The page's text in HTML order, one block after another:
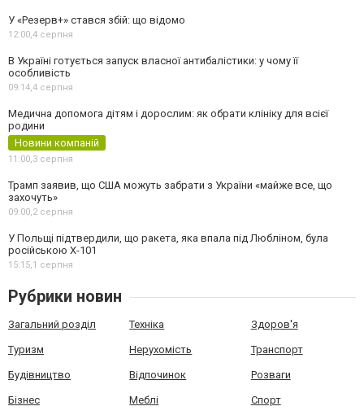
У «Резерв+» стався збій: що відомо
12:00,4 серпня
В Україні готується запуск власної антибалістики: у чому її
особливість
09:14,4 серпня
Медична допомога дітям і дорослим: як обрати клініку для всієї
родини
Новини компаній
11:00,3 серпня
Трамп заявив, що США можуть забрати з України «майже все, що
захочуть»
09:00,2 серпня
У Польщі підтвердили, що ракета, яка впала під Любліном, була
російською Х-101
15:15,1 серпня
Рубрики новин
Загальний розділ Техніка Здоров'я
Туризм Нерухомість Транспорт
Будівництво Відпочинок Розваги
Бізнес Меблі Спорт